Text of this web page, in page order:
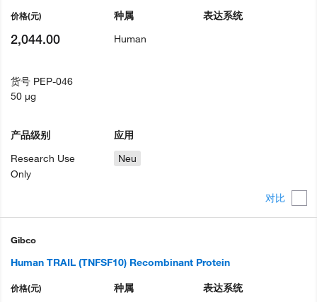
对比
种属
Human
表达系统
产品级别
Research Use
Only
应用
Neu
价格(元)
2,044.00
货号 PEP-046
50 µg
Gibco
Human TRAIL (TNFSF10) Recombinant Protein
种属
表达系统
价格(元)